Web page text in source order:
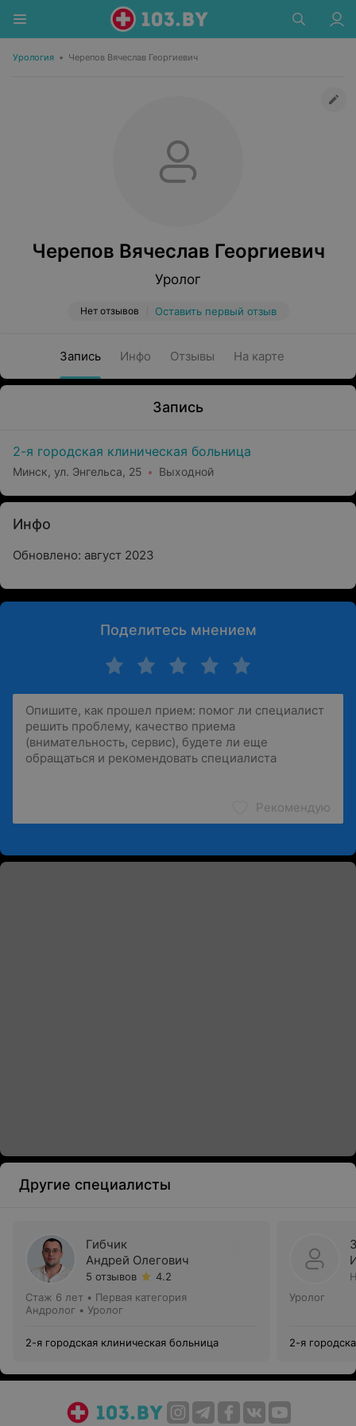
Урология • Черепов Вячеслав Георгиевич
Черепов Вячеслав Георгиевич
Уролог
Нет отзывов Оставить первый отзыв
Запись Инфо Отзывы На карте
Запись
2-я городская клиническая больница
Минск, ул. Энгельса, 25 Выходной
Инфо
Обновлено: август 2023
Поделитесь мнением
Рекомендую
Другие специалисты
Гибчик
Андрей Олегович
5 отзывов
4.2
Стаж 6 лет • Первая категория
Андролог • Уролог
2-я городская клиническая больница
Уролог
2-я